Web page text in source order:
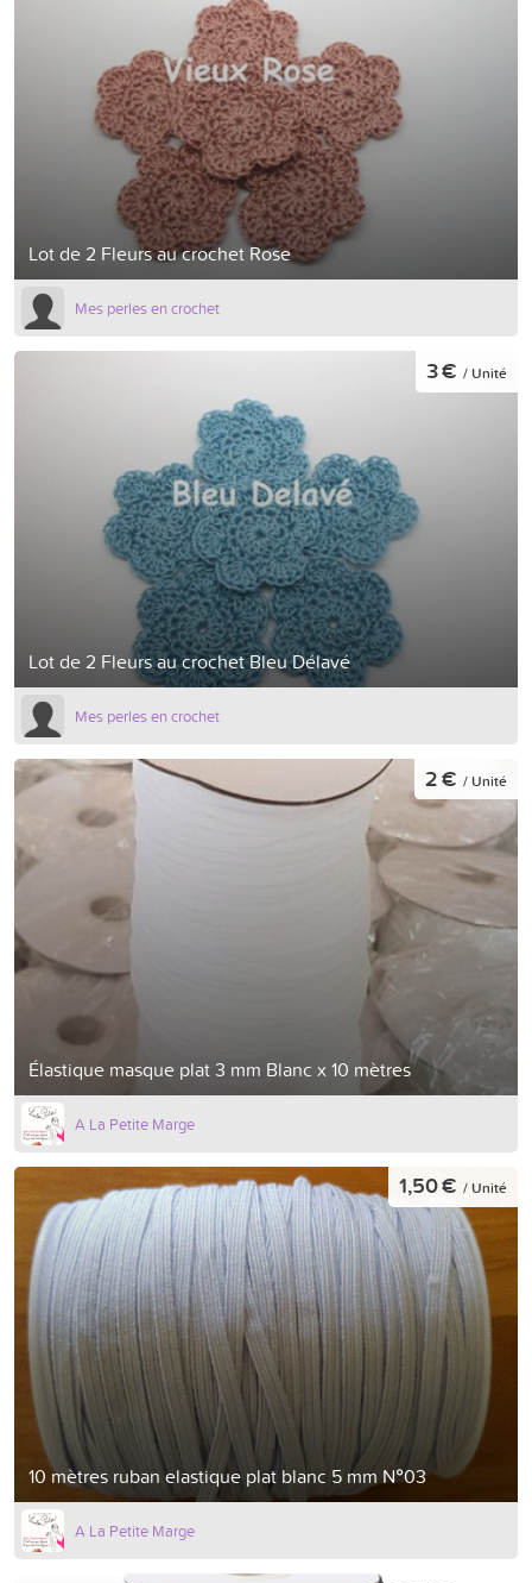
Lot de 2 Fleurs au crochet Rose
Mes perles en crochet
Lot de 2 Fleurs au crochet Bleu Délavé
3 € / Unité
Mes perles en crochet
Élastique masque plat 3 mm Blanc x 10 mètres
2 € / Unité
A La Petite Marge
10 mètres ruban elastique plat blanc 5 mm N°03
1,50 € / Unité
A La Petite Marge